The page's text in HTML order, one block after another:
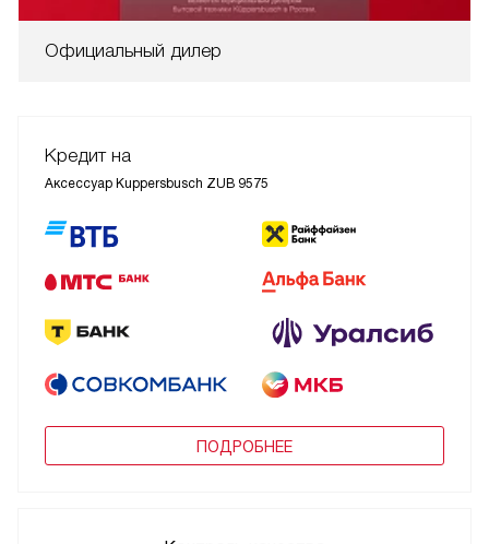
Официальный дилер
Кредит на
Аксессуар Kuppersbusch ZUB 9575
ПОДРОБНЕЕ